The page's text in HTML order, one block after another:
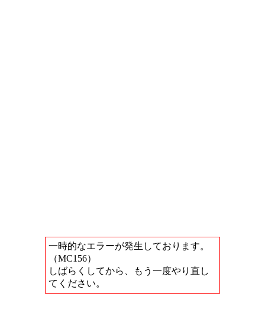
一時的なエラーが発生しております。
（MC156）
しばらくしてから、もう一度やり直し
てください。